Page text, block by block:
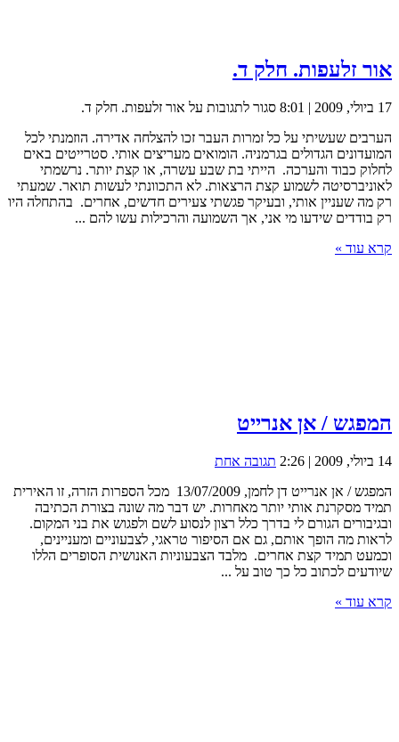
אור זלעפות. חלק ד.
17 ביולי, 2009 | 8:01 סגור לתגובות על אור זלעפות. חלק ד.
הערבים שעשיתי על כל זמרות העבר זכו להצלחה אדירה. הוזמנתי לכל
המועדונים הגדולים בגרמניה. הומואים מעריצים אותי. סטרייטים באים
לחלוק כבוד והערכה. הייתי בת שבע עשרה, או קצת יותר. נרשמתי
לאוניברסיטה לשמוע קצת הרצאות. לא התכוונתי לעשות תואר. שמעתי
רק מה שעניין אותי, ובעיקר פגשתי צעירים חדשים, אחרים. בהתחלה היו
רק בודדים שידעו מי אני, אך השמועה והרכילות עשו להם ...
קרא עוד »
המפגש / אן אנרייט
14 ביולי, 2009 | 2:26
תגובה אחת
המפגש / אן אנרייט דן לחמן, 13/07/2009 מכל הספרות הזרה, זו האירית
תמיד מסקרנת אותי יותר מאחרות. יש דבר מה שונה בצורת הכתיבה
ובגיבורים הגורם לי בדרך כלל רצון לנסוע לשם ולפגוש את בני המקום.
לראות מה הופך אותם, גם אם הסיפור טראגי, לצבעוניים ומעניינים,
וכמעט תמיד קצת אחרים. מלבד הצבעוניות האנושית הסופרים הללו
שיודעים לכתוב כל כך טוב על ...
קרא עוד »